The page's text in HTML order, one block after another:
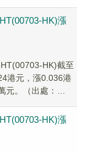
HK)漲
HK)截至
港元，漲0.036港
元。（出處：
HK)漲